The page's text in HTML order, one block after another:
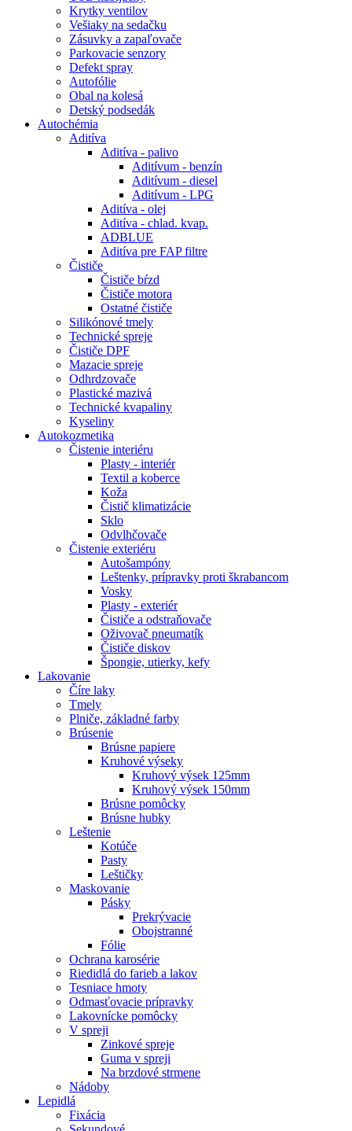
Krytky ventilov
Vešiaky na sedačku
Zásuvky a zapaľovače
Parkovacie senzory
Defekt spray
Autofólie
Obal na kolesá
Detský podsedák
Autochémia
Aditíva
Aditíva - palivo
Aditívum - benzín
Aditívum - diesel
Aditívum - LPG
Aditíva - olej
Aditíva - chlad. kvap.
ADBLUE
Aditíva pre FAP filtre
Čističe
Čističe bŕzd
Čističe motora
Ostatné čističe
Silikónové tmely
Technické spreje
Čističe DPF
Mazacie spreje
Odhrdzovače
Plastické mazivá
Technické kvapaliny
Kyseliny
Autokozmetika
Čistenie interiéru
Plasty - interiér
Textil a koberce
Koža
Čistič klimatizácie
Sklo
Odvlhčovače
Čistenie exteriéru
Autošampóny
Leštenky, prípravky proti škrabancom
Vosky
Plasty - exteriér
Čističe a odstraňovače
Oživovač pneumatík
Čističe diskov
Špongie, utierky, kefy
Lakovanie
Číre laky
Tmely
Plniče, základné farby
Brúsenie
Brúsne papiere
Kruhové výseky
Kruhový výsek 125mm
Kruhový výsek 150mm
Brúsne pomôcky
Brúsne hubky
Leštenie
Kotúče
Pasty
Leštičky
Maskovanie
Pásky
Prekrývacie
Obojstranné
Fólie
Ochrana karosérie
Riedidlá do farieb a lakov
Tesniace hmoty
Odmasťovacie prípravky
Lakovnícke pomôcky
V spreji
Zinkové spreje
Guma v spreji
Na brzdové strmene
Nádoby
Lepidlá
Fixácia